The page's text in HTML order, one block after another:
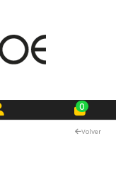
0
Volver